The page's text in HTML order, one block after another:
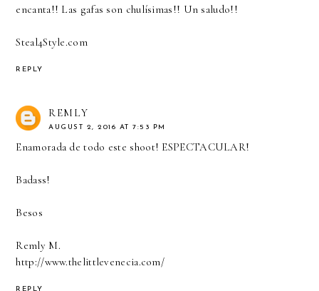
encanta!! Las gafas son chulísimas!! Un saludo!!
Steal4Style.com
REPLY
REMLY
AUGUST 2, 2016 AT 7:53 PM
Enamorada de todo este shoot! ESPECTACULAR!
Badass!
Besos
Remly M.
http://www.thelittlevenecia.com/